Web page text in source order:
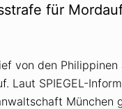
für
von den Philippinen
Laut SPIEGEL-
München